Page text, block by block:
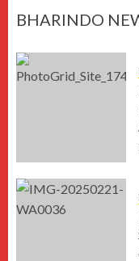
BHARINDO